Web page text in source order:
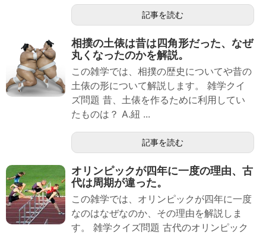
記事を読む
相撲の土俵は昔は四角形だった、なぜ
丸くなったのかを解説。
この雑学では、相撲の歴史についてや昔の
土俵の形について解説します。 雑学クイ
ズ問題 昔、土俵を作るために利用してい
たものは？ A.紐 ...
記事を読む
オリンピックが四年に一度の理由、古
代は周期が違った。
この雑学では、オリンピックが四年に一度
なのはなぜなのか、その理由を解説しま
す。 雑学クイズ問題 古代のオリンピック